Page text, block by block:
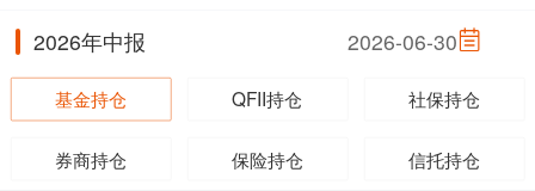
2026年中报 2026-06-30
基金持仓 QFII持仓 社保持仓
券商持仓 保险持仓 信托持仓